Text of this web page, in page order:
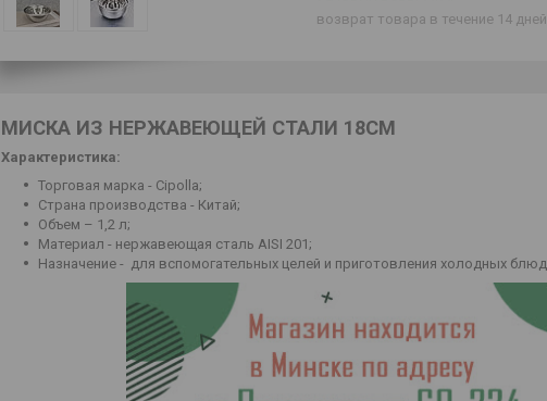
возврат товара в течение 14 дней
МИСКА ИЗ НЕРЖАВЕЮЩЕЙ СТАЛИ 18СМ
Характеристика:
Торговая марка - Cipolla;
Страна производства - Китай;
Объем – 1,2 л;
Материал - нержавеющая сталь AISI 201;
Назначение - для вспомогательных целей и приготовления холодных блюд.